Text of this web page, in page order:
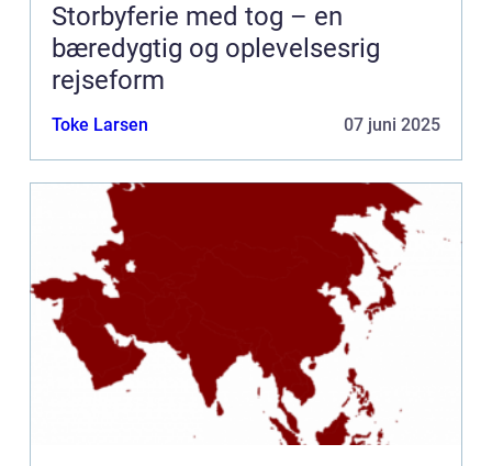
Storbyferie med tog – en
bæredygtig og oplevelsesrig
rejseform
Toke Larsen 07 juni 2025